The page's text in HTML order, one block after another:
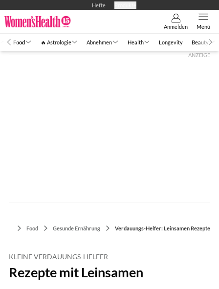
Hefte
Anmelden Menü
Food 🔥 Astrologie Abnehmen Health Longevity Beauty
ANZEIGE
Food Gesunde Ernährung Verdauungs-Helfer: Leinsamen Rezepte
KLEINE VERDAUUNGS-HELFER
Rezepte mit Leinsamen